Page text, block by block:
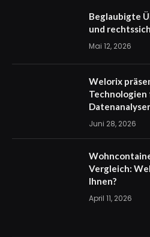
Beglaubigte
und
Mai 12, 2026
Welorix
Juni 28, 2026
Vergleich:
Ihnen?
April 11, 2026